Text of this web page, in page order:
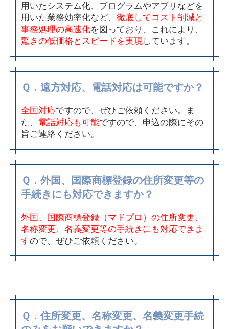
用いたシステム化、プログラムやアプリなどを
用いた業務効率化など、 徹底してコスト削減と
事務処理の高速化を図っており、これにより、
驚きの低価格とスピードを実現 しています。
Ｑ．遠方対応、電話対応は可能ですか？
全国対応ですので、ぜひご依頼ください。ま
た、 電話対応も可能ですので、申込の際にその
旨ご連絡ください。
Ｑ．外国、国際商標登録の住所変更等の
手続きにも対応できますか？
外国、国際商標登録（マドプロ）の住所変更、
名称変更、名義変更等の手続きにも対応できま
すので、ぜひご依頼ください。
Ｑ．住所変更、名称変更、名義変更手続